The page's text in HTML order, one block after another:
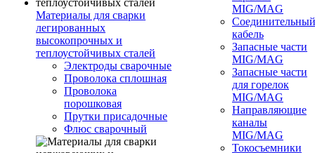
Материалы для сварки
легированных
высокопрочных и
теплоустойчивых сталей
Электроды сварочные
Проволока сплошная
Проволока
порошковая
Прутки присадочные
Флюс сварочный
MIG/MAG
Соединительный
кабель
Запасные части
MIG/MAG
Запасные части
для горелок
MIG/MAG
Направляющие
каналы
MIG/MAG
Токосъемники